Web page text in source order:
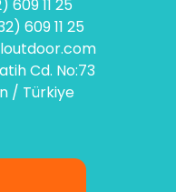
609 11 25
609 11 25
Cd. No:73
/ Türkiye